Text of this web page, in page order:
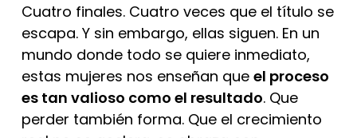
Cuatro finales. Cuatro veces que el título se
escapa. Y sin embargo, ellas siguen. En un
mundo donde todo se quiere inmediato,
estas mujeres nos enseñan que el proceso
es tan valioso como el resultado. Que
perder también forma. Que el crecimiento